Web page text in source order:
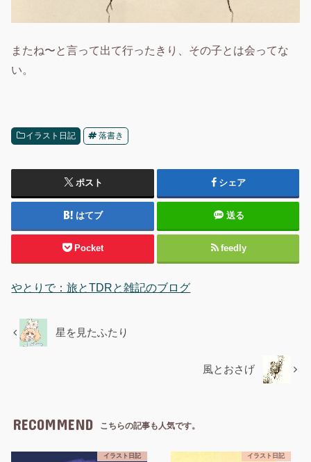
またね〜と言って出て行ったきり、その子とは会ってな
い。
イラスト日記 落書き
ポスト シェア
はてブ 送る
Pocket feedly
やとりで：旅とTDRと雑記のブログ
星を見たふたり
風とおさげ
RECOMMEND こちらの記事も人気です。
イラスト日記 イラスト日記